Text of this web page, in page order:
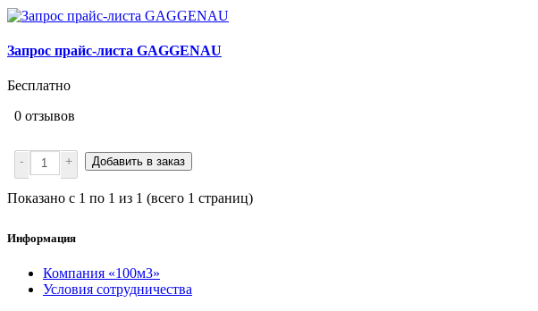
Запрос прайс-листа GAGGENAU
Бесплатно
0 отзывов
- + Добавить в заказ
Показано с 1 по 1 из 1 (всего 1 страниц)
Информация
Компания «100м3»
Условия сотрудничества